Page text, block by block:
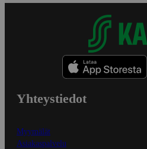
Yhteystiedot
Myymälät
Asiakaspalvelu